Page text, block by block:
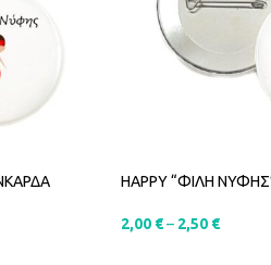
HAPPY “ΦΙΛΗ
2,00 € – 2,50 €